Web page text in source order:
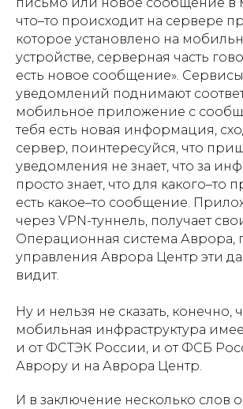
что–то происходит на сервере
которое установлено на
устройстве, серверная часть
есть новое сообщение». Сервисы
уведомлений поднимают
мобильное приложение с
тебя есть новая информация,
сервер, поинтересуйся, что
уведомления не знает, что за
просто знает, что для какого–то
есть какое–то сообщение.
через VPN-туннель, получает
Операционная система Аврора,
управления Аврора Центр эти
видит.
Ну и нельзя не сказать, конечно,
мобильная инфраструктура
и от ФСТЭК России, и от ФСБ
Аврору и на Аврора Центр.
И в заключение несколько слов